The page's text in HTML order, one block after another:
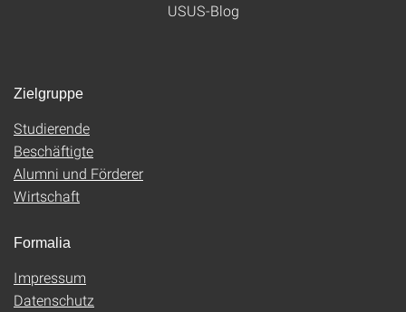
USUS-Blog
Zielgruppe
Studierende
Beschäftigte
Alumni und Förderer
Wirtschaft
Formalia
Impressum
Datenschutz